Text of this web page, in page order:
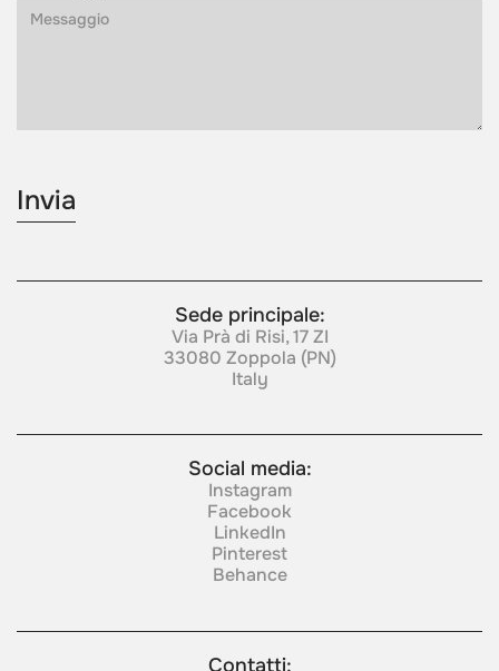
Sede principale:
Via Prà di Risi, 17 ZI
33080 Zoppola (PN)
Italy
Social media:
Instagram
Facebook
LinkedIn
Pinterest
Behance
Contatti: